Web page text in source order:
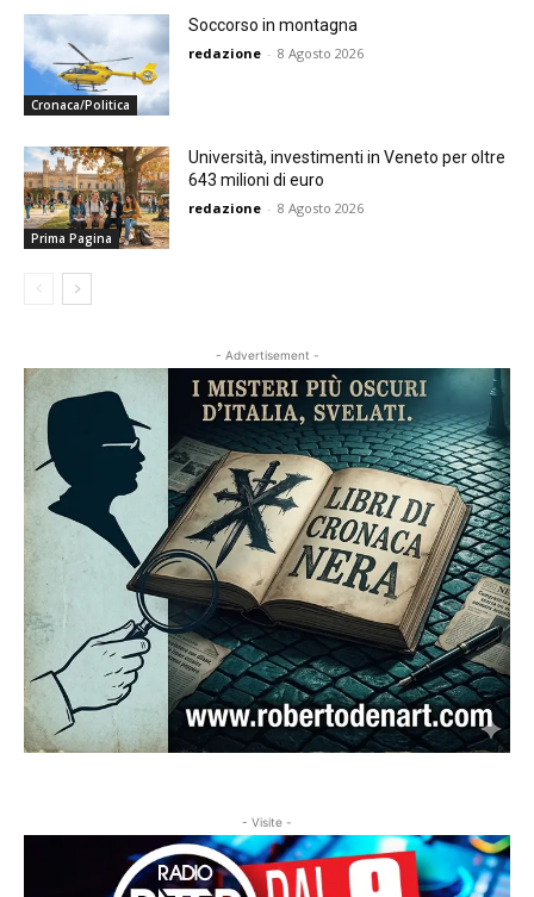
Cronaca/Politica
Soccorso in montagna
redazione - 8 Agosto 2026
Prima Pagina
Università, investimenti in Veneto per oltre
643 milioni di euro
redazione - 8 Agosto 2026
- Advertisement -
- Visite -